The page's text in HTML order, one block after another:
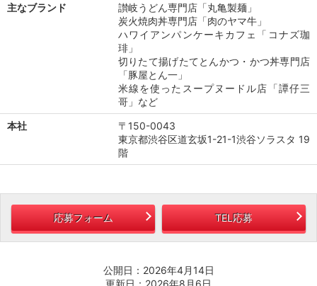
主なブランド
讃岐うどん専門店「丸亀製麺」
炭火焼肉丼専門店「肉のヤマ牛」
ハワイアンパンケーキカフェ「コナズ珈
琲」
切りたて揚げたてとんかつ・かつ丼専門店
「豚屋とん一」
米線を使ったスープヌードル店「譚仔三
哥」など
本社
〒150-0043
東京都渋谷区道玄坂1-21-1渋谷ソラスタ 19
階
応募フォーム TEL応募
公開日：2026年4月14日
更新日：2026年8月6日